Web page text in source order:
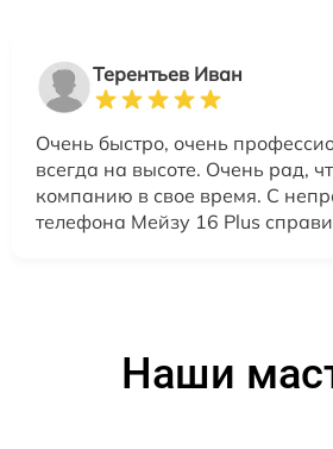
Терентьев Иван
Очень быстро, очень
всегда на высоте. Очень рад,
компанию в свое время. С
телефона Мейзу 16 Plus
Наши